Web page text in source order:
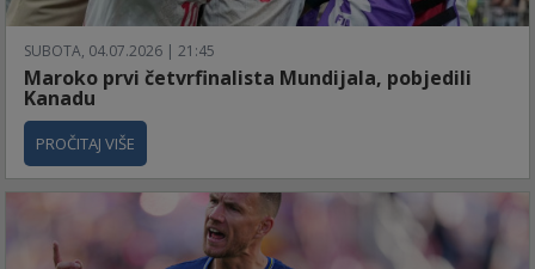
SUBOTA, 04.07.2026 | 21:45
Maroko prvi četvrfinalista Mundijala, pobjedili
Kanadu
PROČITAJ VIŠE